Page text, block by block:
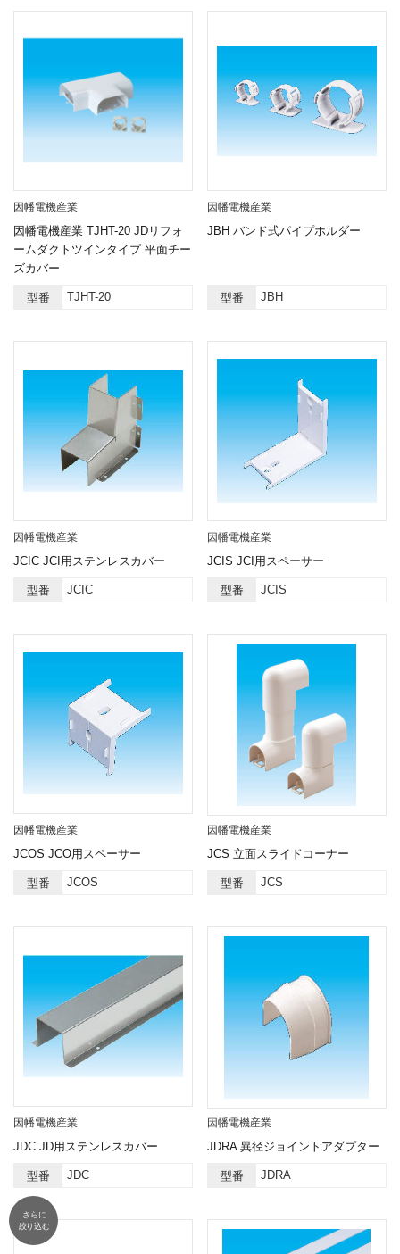
さらに
絞り込む
因幡電機産業
因幡電機産業 TJHT-20 JDリフォ
ームダクトツインタイプ 平面チー
ズカバー
型番 TJHT-20
因幡電機産業
JBH バンド式パイプホルダー
型番 JBH
因幡電機産業
JCIC JCI用ステンレスカバー
型番 JCIC
因幡電機産業
JCIS JCI用スペーサー
型番 JCIS
因幡電機産業
JCOS JCO用スペーサー
型番 JCOS
因幡電機産業
JCS 立面スライドコーナー
型番 JCS
因幡電機産業
JDC JD用ステンレスカバー
型番 JDC
因幡電機産業
JDRA 異径ジョイントアダプター
型番 JDRA